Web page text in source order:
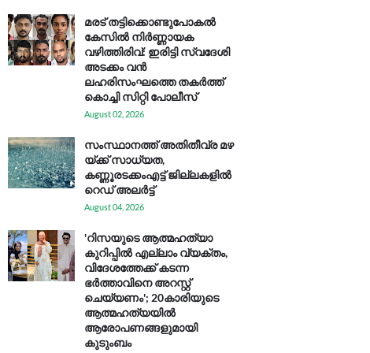
മരട് തട്ടിക്കൊണ്ടുപോകൽ
കേസിൽ നിർണ്ണായക
വഴിത്തിരിവ്: ഇരിട്ടി സ്വദേശി
അടക്കം വൻ
ലഹരിസംഘത്തെ തകർത്ത്
കൊച്ചി സിറ്റി പോലീസ്
August 02, 2026
സം​സ്ഥാ​ന​ത്ത് അ​തി​തീ​വ്ര മ​ഴ​
യ്ക്ക് സാ​ധ്യ​ത,
കണ്ണൂരടക്കംഎ​ട്ട് ജി​ല്ല​ക​ളി​ൽ
റെ​ഡ് അ​ലർ​ട്ട്
August 04, 2026
'റിസയുടെ ആത്മഹത്യാ
കുറിപ്പിൽ എല്ലാം വ്യക്തം,
വിദേശത്തേക്ക് കടന്ന
ഭർത്താവിനെ അറസ്റ്റ്
ചെയ്യണം'; 20കാരിയുടെ
ആത്മഹത്യയിൽ
ആരോപണങ്ങളുമായി
കുടുംബം